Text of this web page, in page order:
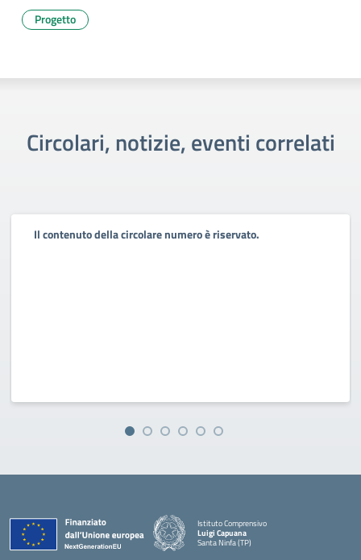
Progetto
Circolari, notizie, eventi correlati
Il contenuto della circolare numero è riservato.
Istituto Comprensivo
Luigi Capuana
Santa Ninfa (TP)